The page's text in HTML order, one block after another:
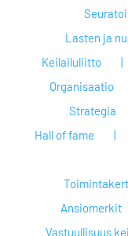
Lasten ja
Keilailuliitto
Organisaatio
Strategia
Hall of fame
Ansiomerkit
Vastuullisuus